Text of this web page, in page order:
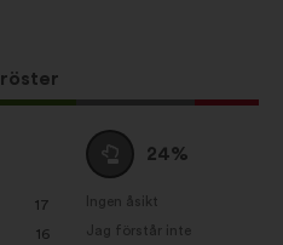
röster
17
16
Jag
är
neutral
:
24%
Ingen åsikt
:gånger
Jag förstår inte
:gånger